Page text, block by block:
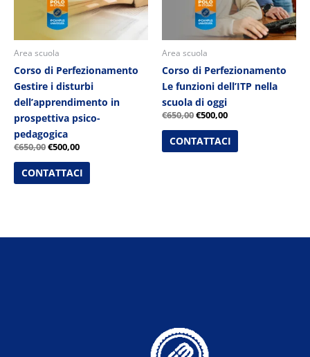
Area scuola
Corso di Perfezionamento
Gestire i disturbi
dell’apprendimento in
prospettiva psico-
pedagogica
€650,00€500,00
CONTATTACI
Area scuola
Corso di Perfezionamento
Le funzioni dell’ITP nella
scuola di oggi
€650,00€500,00
CONTATTACI